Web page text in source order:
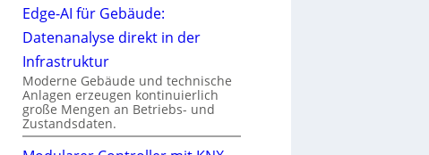
Edge-AI für Gebäude:
Datenanalyse direkt in der
Infrastruktur
Moderne Gebäude und technische
Anlagen erzeugen kontinuierlich
große Mengen an Betriebs- und
Zustandsdaten.